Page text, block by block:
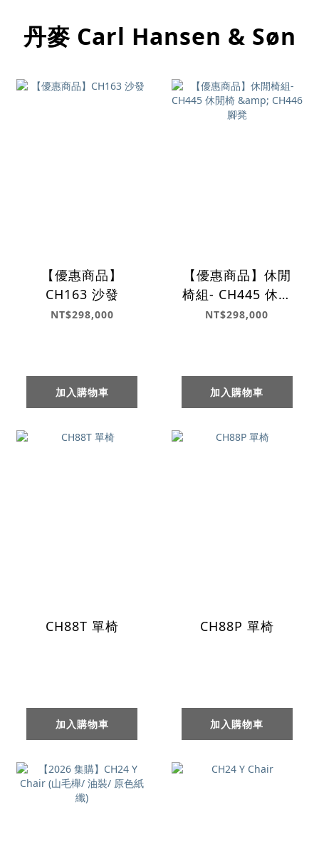
丹麥 Carl Hansen & Søn
【優惠商品】
CH163 沙發
NT$298,000
加入購物車
【優惠商品】休閒
椅組- CH445 休閒
椅 & CH446腳凳
NT$298,000
加入購物車
CH88T 單椅
加入購物車
CH88P 單椅
加入購物車